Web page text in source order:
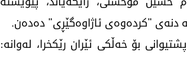
دنه‌ی "كرده‌وه‌ی ئاژاوه‌گێڕی" ده‌ده‌ن.
بۆ خه‌ڵكی ئێران رێكخرا، له‌وانه‌: